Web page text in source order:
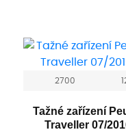
2700
Tažné zařízení
Traveller 07/